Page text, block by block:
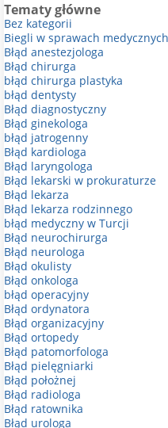
Tematy główne
Bez kategorii
Biegli w sprawach medycznych
Błąd anestezjologa
Błąd chirurga
błąd chirurga plastyka
błąd dentysty
Błąd diagnostyczny
Błąd ginekologa
błąd jatrogenny
Błąd kardiologa
Błąd laryngologa
Błąd lekarski w prokuraturze
Błąd lekarza
Błąd lekarza rodzinnego
błąd medyczny w Turcji
Błąd neurochirurga
Błąd neurologa
Błąd okulisty
Błąd onkologa
błąd operacyjny
Błąd ordynatora
Błąd organizacyjny
Błąd ortopedy
Błąd patomorfologa
Błąd pielęgniarki
Błąd położnej
Błąd radiologa
Błąd ratownika
Błąd urologa